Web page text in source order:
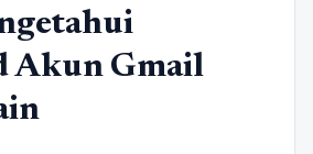
Akun Gmail